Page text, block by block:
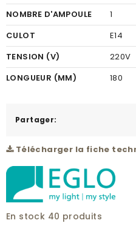
NOMBRE D'AMPOULE
1
CULOT
E14
TENSION (V)
220V
LONGUEUR (MM)
180
COULEUR FINITION
PUISSANCE (W)
1X60W
HAUTEUR (MM)
Partager:
Télécharger la fiche
En stock 40 produits